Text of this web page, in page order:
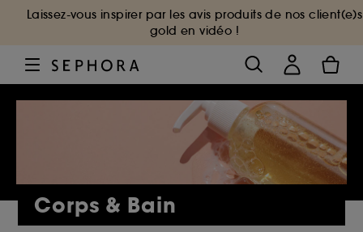
Laissez-vous inspirer par les avis produits de nos client(e)s
gold en vidéo !
Corps & Bain